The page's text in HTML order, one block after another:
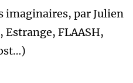
imaginaires, par Julien
Estrange, FLAASH,